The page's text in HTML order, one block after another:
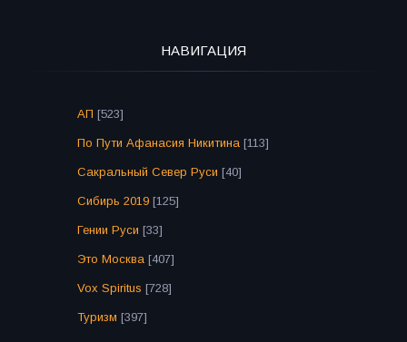
НАВИГАЦИЯ
АП [523]
По Пути Афанасия Никитина [113]
Сакральный Север Руси [40]
Сибирь 2019 [125]
Гении Руси [33]
Это Москва [407]
Vox Spiritus [728]
Туризм [397]